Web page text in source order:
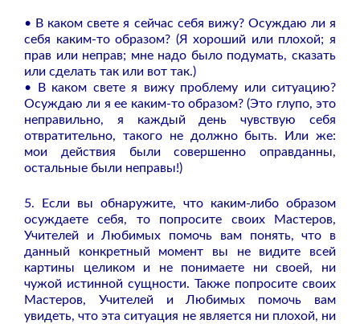
• В каком свете я сейчас себя вижу? Осуждаю ли я
себя каким-то образом? (Я хороший или плохой; я
прав или неправ; мне надо было подумать, сказать
или сделать так или вот так.)
• В каком свете я вижу проблему или ситуацию?
Осуждаю ли я ее каким-то образом? (Это глупо, это
неправильно, я каждый день чувствую себя
отвратительно, такого не должно быть. Или же:
мои действия были совершенно оправданны,
остальные были неправы!)
5. Если вы обнаружите, что каким-либо образом
осуждаете себя, то попросите своих Мастеров,
Учителей и Любимых помочь вам понять, что в
данный конкретный момент вы не видите всей
картины целиком и не понимаете ни своей, ни
чужой истинной сущности. Также попросите своих
Мастеров, Учителей и Любимых помочь вам
увидеть, что эта ситуация не является ни плохой, ни